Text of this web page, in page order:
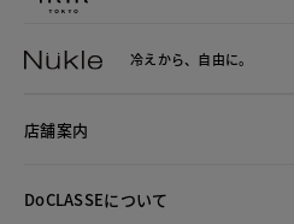
冷えから、 自由に。
店舗案内
DoCLASSEについて